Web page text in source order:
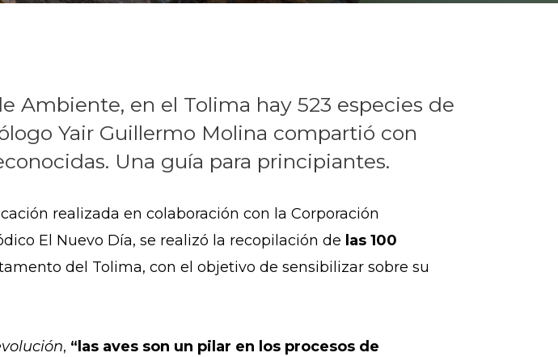
Ambiente, en el Tolima hay 523 especies de
Yair Guillermo Molina compartió con
Una guía para principiantes.
realizada en colaboración con la Corporación
El Nuevo Día, se realizó la recopilación de las 100
del Tolima, con el objetivo de sensibilizar sobre su
, “las aves son un pilar en los procesos de